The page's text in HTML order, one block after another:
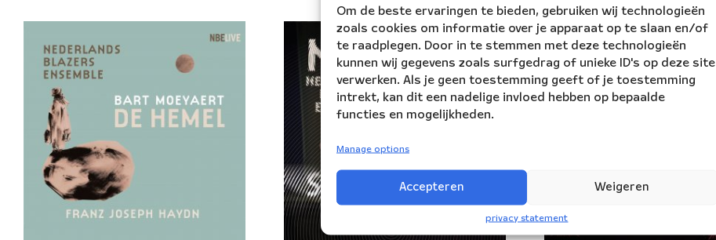
Om de beste ervaringen te bieden, gebruiken wij technologieën
zoals cookies om informatie over je apparaat op te slaan en/of
te raadplegen. Door in te stemmen met deze technologieën
kunnen wij gegevens zoals surfgedrag of unieke ID's op deze site
verwerken. Als je geen toestemming geeft of je toestemming
intrekt, kan dit een nadelige invloed hebben op bepaalde
functies en mogelijkheden.
Manage options
Accepteren Weigeren
privacy statement